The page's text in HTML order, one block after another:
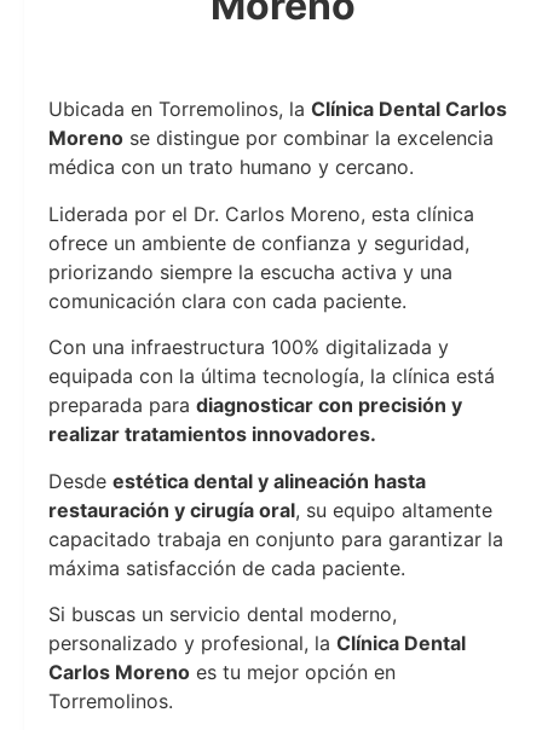
Ubicada en Torremolinos, la Clínica Dental Carlos
Moreno se distingue por combinar la excelencia
médica con un trato humano y cercano.
Liderada por el Dr. Carlos Moreno, esta clínica
ofrece un ambiente de confianza y seguridad,
priorizando siempre la escucha activa y una
comunicación clara con cada paciente.
Con una infraestructura 100% digitalizada y
equipada con la última tecnología, la clínica está
preparada para diagnosticar con precisión y
realizar tratamientos innovadores.
Desde estética dental y alineación hasta
restauración y cirugía oral, su equipo altamente
capacitado trabaja en conjunto para garantizar la
máxima satisfacción de cada paciente.
Si buscas un servicio dental moderno,
personalizado y profesional, la Clínica Dental
Carlos Moreno es tu mejor opción en
Torremolinos.